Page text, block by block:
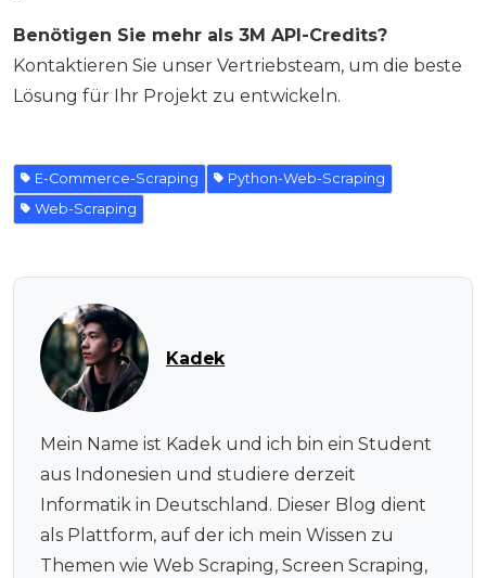
Benötigen Sie mehr als 3M API-Credits?
Kontaktieren Sie unser Vertriebsteam, um die beste
Lösung für Ihr Projekt zu entwickeln.
E-Commerce-Scraping
Python-Web-Scraping
Web-Scraping
Kadek
Mein Name ist Kadek und ich bin ein Student
aus Indonesien und studiere derzeit
Informatik in Deutschland. Dieser Blog dient
als Plattform, auf der ich mein Wissen zu
Themen wie Web Scraping, Screen Scraping,